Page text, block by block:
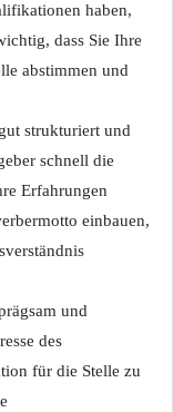
haben,
dass Sie Ihre
abstimmen und
strukturiert und
schnell die
Erfahrungen
einbauen,
und
des
für die Stelle zu